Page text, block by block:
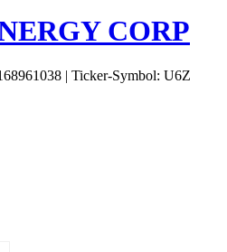
CORP
| Ticker-Symbol: U6Z